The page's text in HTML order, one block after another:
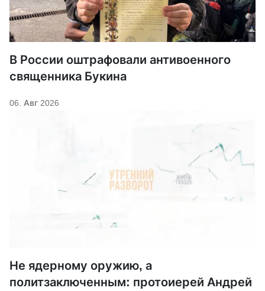
В России оштрафовали антивоенного
священника Букина
06. Авг 2026
Не ядерному оружию, а
политзаключенным: протоиерей Андрей